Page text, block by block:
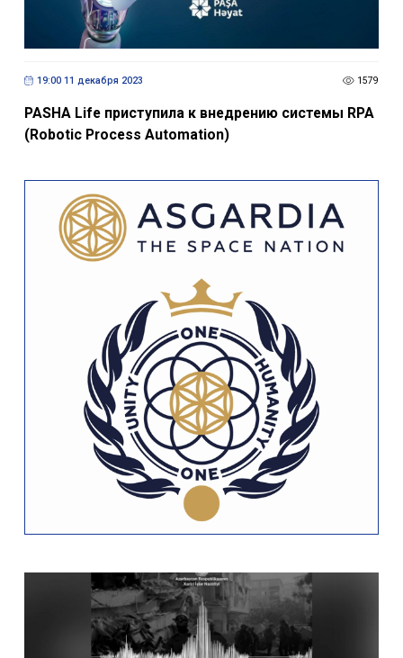
19:00 11 декабря 2023 1579
PASHA Life приступила к внедрению системы RPA
(Robotic Process Automation)